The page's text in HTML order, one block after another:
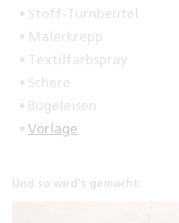
Stoff-Turnbeutel
Malerkrepp
Textilfarbspray
Schere
Bügeleisen
Vorlage
Und so wird’s gemacht: